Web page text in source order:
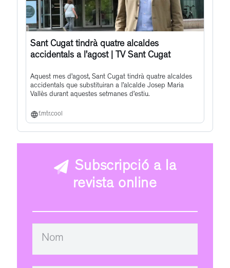
Sant Cugat tindrà quatre alcaldes
accidentals a l’agost | TV Sant Cugat
Aquest mes d’agost, Sant Cugat tindrà quatre alcaldes
accidentals que substituiran a l’alcalde Josep Maria
Vallès durant aquestes setmanes d’estiu.
f.mtr.cool
Subscripció a la
revista online